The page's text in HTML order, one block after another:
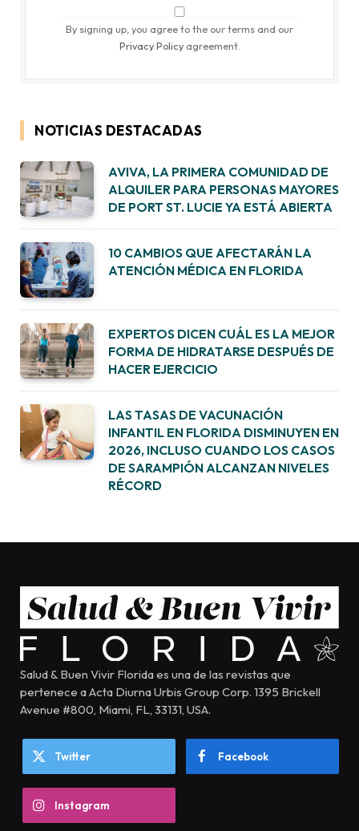
By signing up, you agree to the our terms and our
Privacy Policyagreement.
NOTICIAS DESTACADAS
AVIVA, LA PRIMERA COMUNIDAD DE
ALQUILER PARA PERSONAS MAYORES
DE PORT ST. LUCIE YA ESTÁ ABIERTA
10 CAMBIOS QUE AFECTARÁN LA
ATENCIÓN MÉDICA EN FLORIDA
EXPERTOS DICEN CUÁL ES LA MEJOR
FORMA DE HIDRATARSE DESPUÉS DE
HACER EJERCICIO
LAS TASAS DE VACUNACIÓN
INFANTIL EN FLORIDA DISMINUYEN EN
2026, INCLUSO CUANDO LOS CASOS
DE SARAMPIÓN ALCANZAN NIVELES
RÉCORD
Salud & Buen Vivir Florida es una de las revistas que
pertenece a Acta Diurna Urbis Group Corp. 1395 Brickell
Avenue #800, Miami, FL, 33131, USA.
Twitter Facebook
Instagram